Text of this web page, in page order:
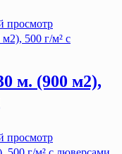
просмотр
м. (900 м2),
просмотр